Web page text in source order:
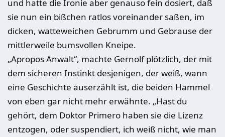
und hatte die Ironie aber genauso fein dosiert, daß
sie nun ein bißchen ratlos voreinander saßen, im
dicken, watteweichen Gebrumm und Gebrause der
mittlerweile bumsvollen Kneipe.
„Apropos Anwalt“, machte Gernolf plötzlich, der mit
dem sicheren Instinkt desjenigen, der weiß, wann
eine Geschichte auserzählt ist, die beiden Ham­mel
von eben gar nicht mehr erwähnte. „Hast du
gehört, dem Doktor Primero haben sie die Lizenz
entzogen, oder suspendiert, ich weiß nicht, wie man